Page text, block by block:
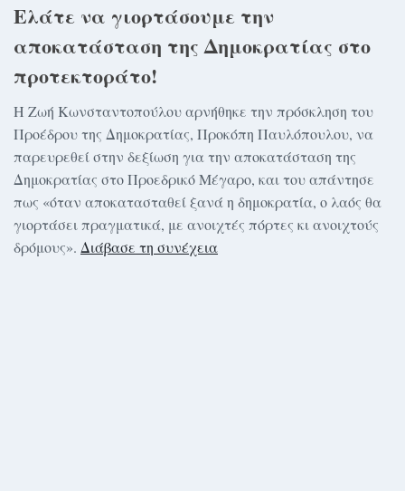
Ελάτε να γιορτάσουμε την
αποκατάσταση της Δημοκρατίας στο
προτεκτοράτο!
Η Ζωή Κωνσταντοπούλου αρνήθηκε την πρόσκληση του
Προέδρου της Δημοκρατίας, Προκόπη Παυλόπουλου, να
παρευρεθεί στην δεξίωση για την αποκατάσταση της
Δημοκρατίας στο Προεδρικό Μέγαρο, και του απάντησε
πως «όταν αποκατασταθεί ξανά η δημοκρατία, ο λαός θα
γιορτάσει πραγματικά, με ανοιχτές πόρτες κι ανοιχτούς
δρόμους». Διάβασε τη συνέχεια